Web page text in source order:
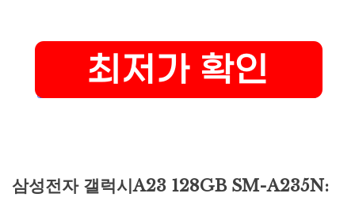
삼성전자 갤럭시A23 128GB SM-A235N: